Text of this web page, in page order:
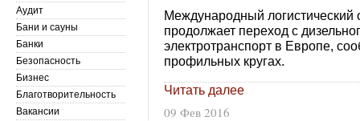
Международный
продолжает переход с
электротранспорт в Европе,
профильных кругах.
Читать далее
09 Фев 2016
Аудит
Бани и сауны
Банки
Безопасность
Бизнес
Благотворительность
Вакансии